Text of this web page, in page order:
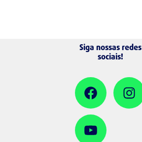
Siga nossas redes
sociais!